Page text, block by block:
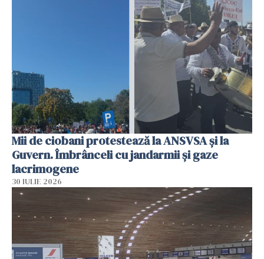
Mii de ciobani protestează la ANSVSA și la
Guvern. Îmbrânceli cu jandarmii și gaze
lacrimogene
30 IULIE 2026